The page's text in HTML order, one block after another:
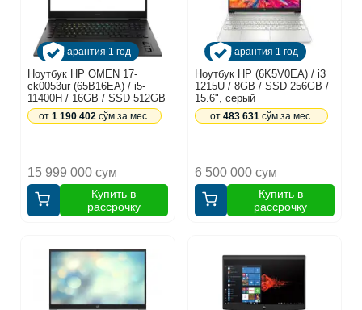
Гарантия 1 год
Ноутбук HP OMEN 17-
ck0053ur (65B16EA) / i5-
11400H / 16GB / SSD 512GB
/ RTX3060 6GB / 17.3",
черный
15 999 000 сум
от1 190 402 сўм за мес.
Купить в
рассрочку
Гарантия 1 год
Ноутбук HP (6K5V0EA) / i3
1215U / 8GB / SSD 256GB /
15.6", серый
6 500 000 сум
от 483 631сўм за мес.
Купить в
рассрочку